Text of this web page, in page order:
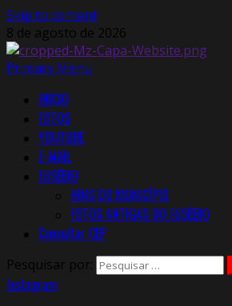
Skip to content
8 de agosto de 2026
Primary Menu
INÍCIO
FOTOS
YOUTUBE
E-MAIL
EUSÉBIO
HINO DO MUNICÍPIO
FOTOS ANTIGAS DO EUSÉBIO
Consultar CEP
Pesquisar por:
Instagram